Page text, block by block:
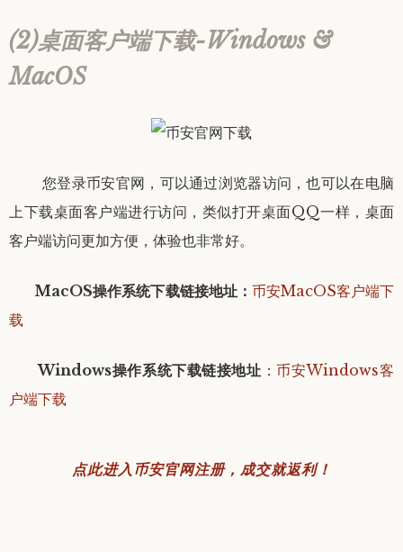
(2)桌面客户端下载-Windows &
MacOS
您登录币安官网，可以通过浏览器访问，也可以在电脑
上下载桌面客户端进行访问，类似打开桌面QQ一样，桌面
客户端访问更加方便，体验也非常好。
MacOS操作系统下载链接地址： 币安MacOS客户端下
载
Windows操作系统下载链接地址 ：币安Windows客
户端下载
点此进入币安官网注册，成交就返利！